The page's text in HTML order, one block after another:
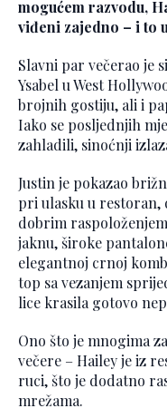
mogućem razvodu,
viđeni zajedno – i to
Slavni par večerao je
Ysabel u West
brojnih gostiju, ali i
Iako se posljednjih
zahladili, sinoćnji
Justin je pokazao
pri ulasku u restoran,
dobrim
jaknu, široke
elegantnoj crnoj
top sa vezanjem
lice krasila gotovo
Ono što je mnogima
večere – Hailey je iz
ruci, što je dodatno
mrežama.